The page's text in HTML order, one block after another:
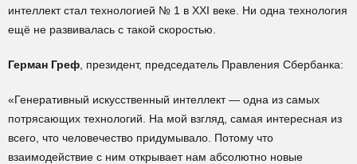
интеллект стал технологией № 1 в ХХI веке. Ни одна технология
ещё не развивалась с такой скоростью.
Герман Греф , президент, председатель Правления Сбербанка:
«Генеративный искусственный интеллект — одна из самых
потрясающих технологий. На мой взгляд, самая интересная из
всего, что человечество придумывало. Потому что
взаимодействие с ним открывает нам абсолютно новые